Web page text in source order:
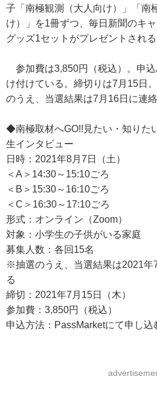
子「南極観測（大人向け）」「南
け）」を1冊ずつ、毎日新聞のキ
グッズ1セットがプレゼントされる
参加費は3,850円（税込）。申
け付けている。締切りは7月15日
のうえ、当選結果は7月16日に連絡
◆南極取材へGO!!見たい・知りた
生インタビュー
日時：2021年8月7日（土）
＜A＞14:30～15:10ごろ
＜B＞15:30～16:10ごろ
＜C＞16:30～17:10ごろ
形式：オンライン（Zoom）
対象：小学生の子供がいる家庭
募集人数：各回15名
※抽選のうえ、当選結果は2021年
る
締切：2021年7月15日（木）
参加費：3,850円（税込）
申込方法：PassMarketにて申し込